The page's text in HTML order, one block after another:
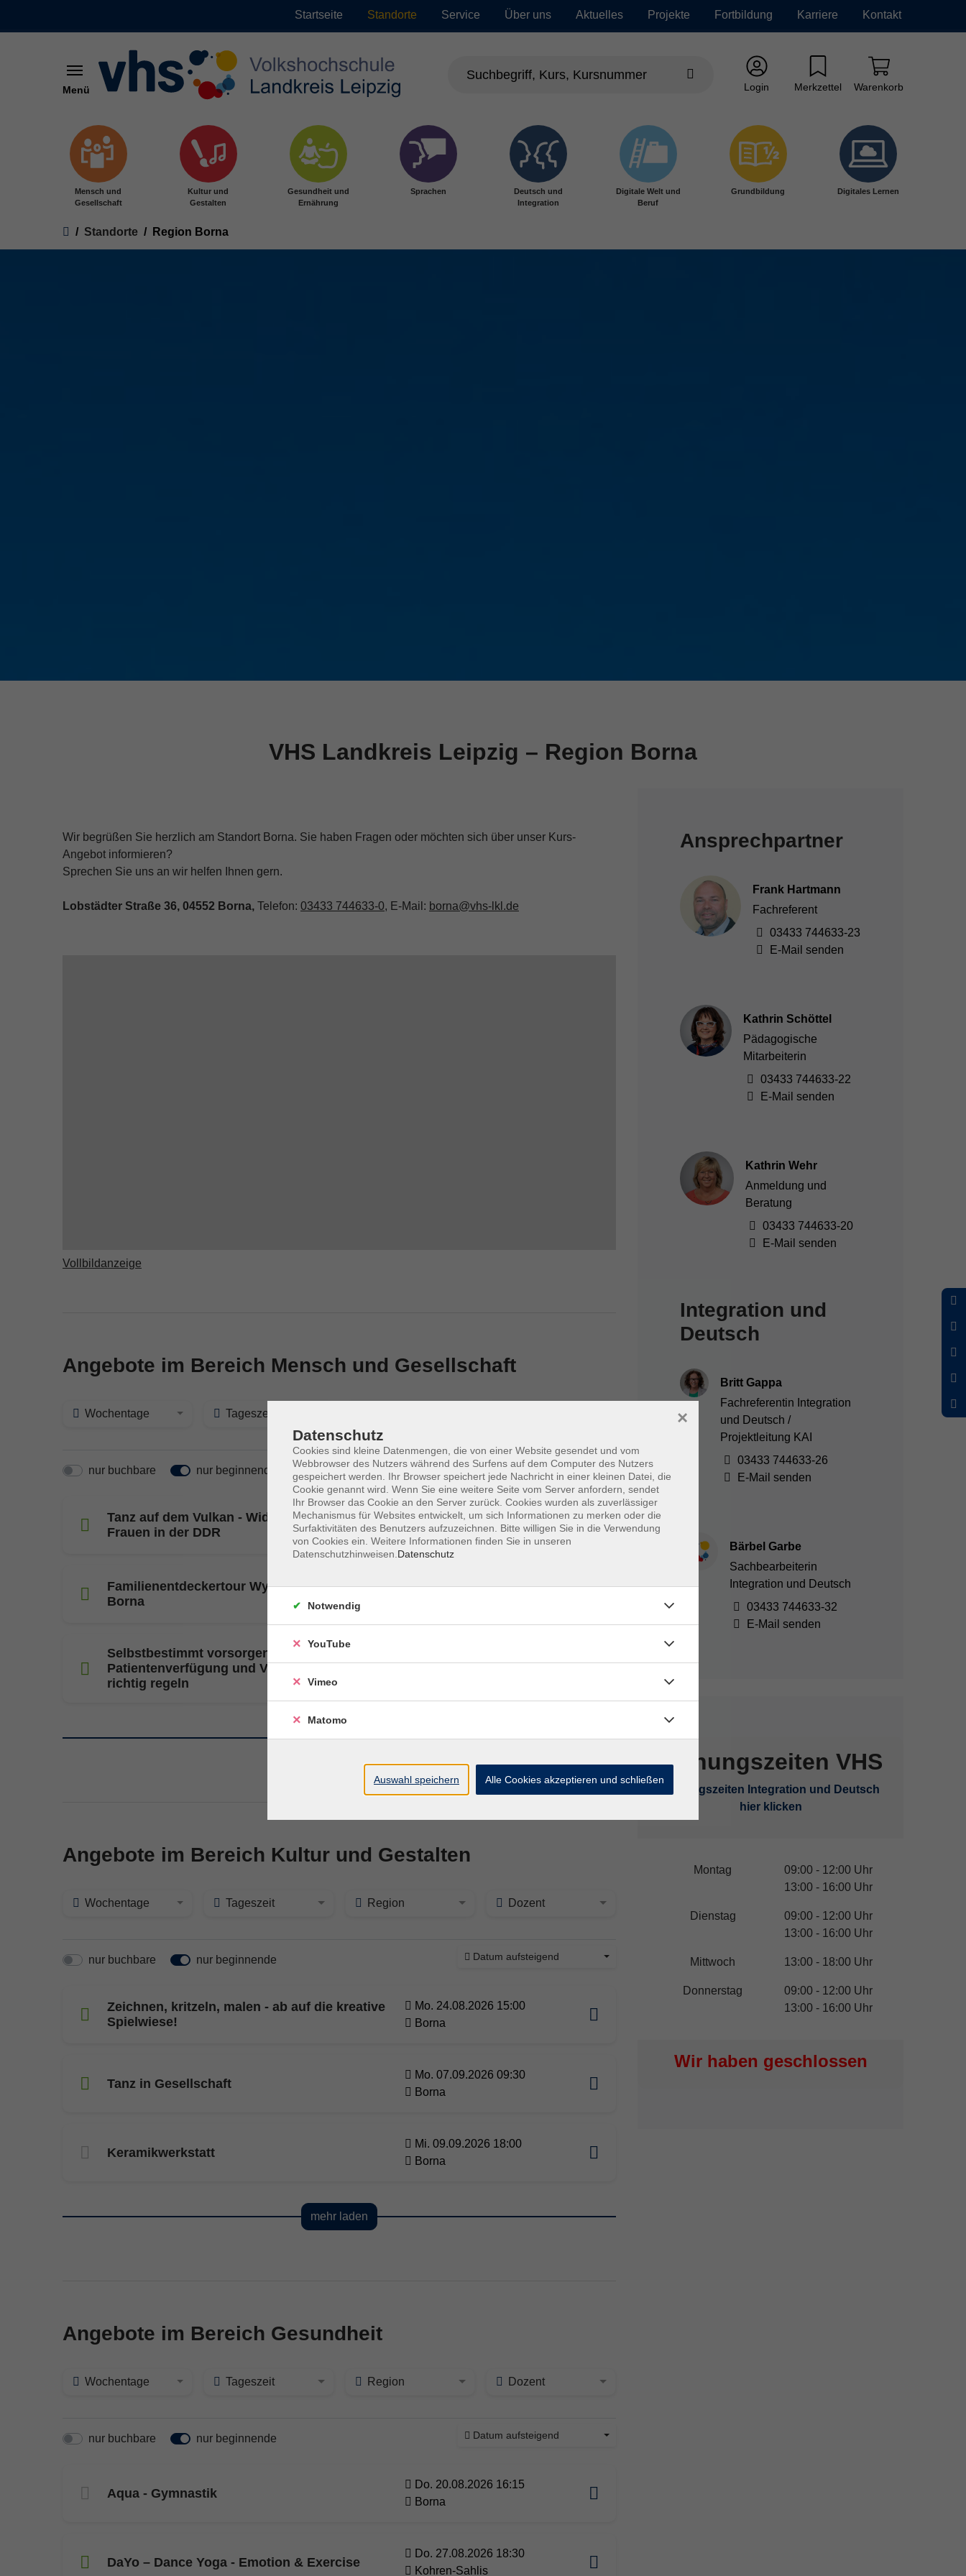
Startseite Standorte Service Über uns Aktuelles Projekte Fortbildung Karriere Kontakt
Menü Login Merkzettel Warenkorb
Mensch und
Gesellschaft
Kultur und
Gestalten
Gesundheit und
Ernährung
Sprachen
Deutsch und
Integration
Digitale Welt und
Beruf
Grundbildung Digitales Lernen
Standorte Region Borna
VHS Landkreis Leipzig – Region Borna
Wir begrüßen Sie herzlich am Standort Borna. Sie haben Fragen oder möchten sich über unser Kurs-
Angebot informieren?
Sprechen Sie uns an wir helfen Ihnen gern.
Lobstädter Straße 36, 04552 Borna, Telefon: 03433 744633-0, E-Mail: borna@vhs-lkl.de
Vollbildanzeige
Angebote im Bereich Mensch und Gesellschaft
Wochentage Tageszeit
nur buchbare nur beginnende Datum aufsteigend
Tanz auf dem Vulkan - Widerständige Punk-
Frauen in der DDR
Mi. 02.09.2026 19:00
Borna
Familienentdeckertour Wyhra – 775 Jahre
Borna
Sa. 12.09.2026 10:00
Selbstbestimmt vorsorgen –
Patientenverfügung und Vorsorgevollmacht
richtig regeln
mehr laden
Angebote im Bereich Kultur und Gestalten
Wochentage Tageszeit Region Dozent
nur buchbare nur beginnende Datum aufsteigend
Zeichnen, kritzeln, malen - ab auf die kreative
Spielwiese!
Mo. 24.08.2026 15:00
Borna
Tanz in Gesellschaft
Mo. 07.09.2026 09:30
Borna
Keramikwerkstatt
Mi. 09.09.2026 18:00
Borna
mehr laden
Angebote im Bereich Gesundheit
Wochentage Tageszeit Region Dozent
nur buchbare nur beginnende Datum aufsteigend
Aqua - Gymnastik
Do. 20.08.2026 16:15
Borna
DaYo – Dance Yoga - Emotion & Exercise
Do. 27.08.2026 18:30
Kohren-Sahlis
Ansprechpartner
Frank Hartmann
Fachreferent
03433 744633-23
E-Mail senden
Kathrin Schöttel
Pädagogische
Mitarbeiterin
03433 744633-22
E-Mail senden
Kathrin Wehr
Anmeldung und
Beratung
03433 744633-20
E-Mail senden
Integration und
Deutsch
Britt Gappa
Fachreferentin Integration
und Deutsch /
Projektleitung KAI
03433 744633-26
E-Mail senden
Bärbel Garbe
Sachbearbeiterin
Integration und Deutsch
03433 744633-32
E-Mail senden
Öffnungszeiten VHS
Öffnungszeiten Integration und Deutsch
hier klicken
Montag
09:00 - 12:00 Uhr
13:00 - 16:00 Uhr
Dienstag
09:00 - 12:00 Uhr
13:00 - 16:00 Uhr
Mittwoch 13:00 - 18:00 Uhr
Donnerstag
09:00 - 12:00 Uhr
13:00 - 16:00 Uhr
Wir haben geschlossen
Datenschutz
Cookies sind kleine Datenmengen, die von einer Website gesendet und vom
Webbrowser des Nutzers während des Surfens auf dem Computer des Nutzers
gespeichert werden. Ihr Browser speichert jede Nachricht in einer kleinen Datei, die
Cookie genannt wird. Wenn Sie eine weitere Seite vom Server anfordern, sendet
Ihr Browser das Cookie an den Server zurück. Cookies wurden als zuverlässiger
Mechanismus für Websites entwickelt, um sich Informationen zu merken oder die
Surfaktivitäten des Benutzers aufzuzeichnen. Bitte willigen Sie in die Verwendung
von Cookies ein. Weitere Informationen finden Sie in unseren
Datenschutzhinweisen. Datenschutz
×
Notwendig
YouTube
Vimeo
Matomo
Auswahl speichern Alle Cookies akzeptieren und schließen